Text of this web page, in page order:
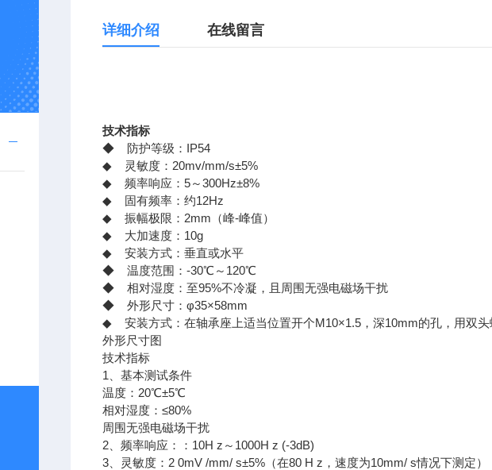
详细介绍 在线留言
技术指标
◆ 防护等级：IP54
◆ 灵敏度：20mv/mm/s±5%
◆ 频率响应：5～300Hz±8%
◆ 固有频率：约12Hz
◆ 振幅极限：2mm（峰-峰值）
◆ 大加速度：10g
◆ 安装方式：垂直或水平
◆ 温度范围：-30℃～120℃
◆ 相对湿度：至95%不冷凝，且周围无强电磁场干扰
◆ 外形尺寸：φ35×58mm
◆ 安装方式：在轴承座上适当位置开个M10×1.5，深10mm的孔，用双头
外形尺寸图
技术指标
1、基本测试条件
温度：20℃±5℃
相对湿度：≤80%
周围无强电磁场干扰
2、频率响应：：10H z～1000H z (-3dB)
3、灵敏度：2 0mV /mm/ s±5%（在80 H z，速度为10mm/ s情况下测定）